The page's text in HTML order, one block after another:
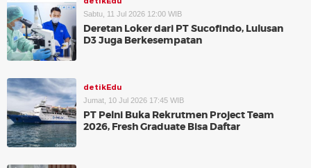
Sabtu, 11 Jul 2026 12:00 WIB
Deretan Loker dari PT Sucofindo, Lulusan
D3 Juga Berkesempatan
detikEdu
Jumat, 10 Jul 2026 17:45 WIB
PT Pelni Buka Rekrutmen Project Team
2026, Fresh Graduate Bisa Daftar